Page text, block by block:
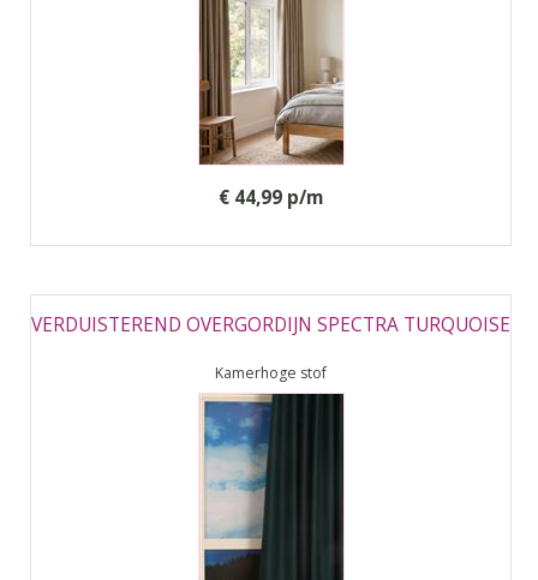
€ 44,99 p/m
VERDUISTEREND OVERGORDIJN SPECTRA TURQUOISE
Kamerhoge stof